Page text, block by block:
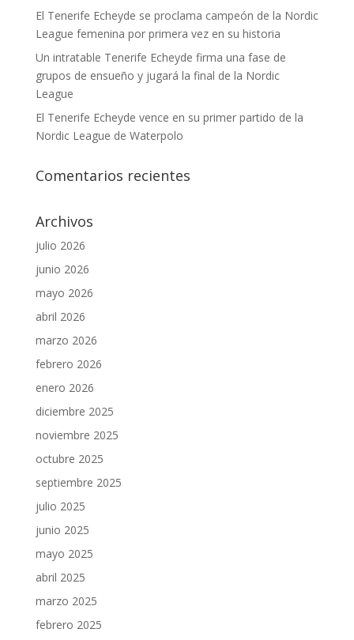
El Tenerife Echeyde se proclama campeón de la Nordic
League femenina por primera vez en su historia
Un intratable Tenerife Echeyde firma una fase de
grupos de ensueño y jugará la final de la Nordic
League
El Tenerife Echeyde vence en su primer partido de la
Nordic League de Waterpolo
Comentarios recientes
Archivos
julio 2026
junio 2026
mayo 2026
abril 2026
marzo 2026
febrero 2026
enero 2026
diciembre 2025
noviembre 2025
octubre 2025
septiembre 2025
julio 2025
junio 2025
mayo 2025
abril 2025
marzo 2025
febrero 2025